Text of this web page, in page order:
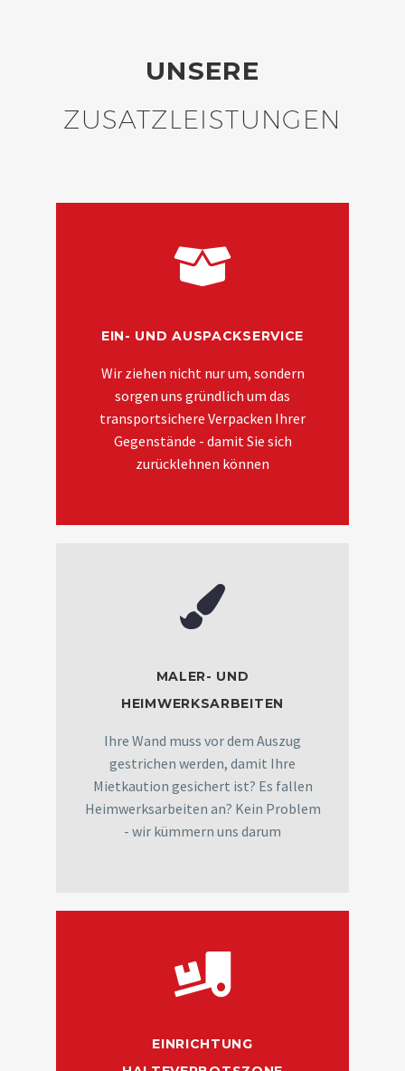
UNSERE
ZUSATZLEISTUNGEN
EIN- UND AUSPACKSERVICE
Wir ziehen nicht nur um, sondern
sorgen uns gründlich um das
transportsichere Verpacken Ihrer
Gegenstände - damit Sie sich
zurücklehnen können
MALER- UND
HEIMWERKSARBEITEN
Ihre Wand muss vor dem Auszug
gestrichen werden, damit Ihre
Mietkaution gesichert ist? Es fallen
Heimwerksarbeiten an? Kein Problem
- wir kümmern uns darum
EINRICHTUNG